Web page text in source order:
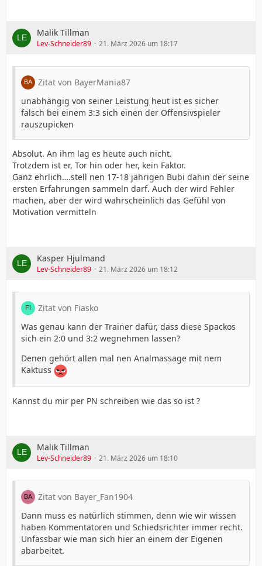
Malik Tillman
Lev-Schneider89 21. März 2026 um 18:17
Zitat von BayerMania87
unabhängig von seiner Leistung heut ist es sicher
falsch bei einem 3:3 sich einen der Offensivspieler
rauszupicken
Absolut. An ihm lag es heute auch nicht.
Trotzdem ist er, Tor hin oder her, kein Faktor.
Ganz ehrlich….stell nen 17-18 jährigen Bubi dahin der seine
ersten Erfahrungen sammeln darf. Auch der wird Fehler
machen, aber der wird wahrscheinlich das Gefühl von
Motivation vermitteln
Kasper Hjulmand
Lev-Schneider89 21. März 2026 um 18:12
Zitat von Fiasko
Was genau kann der Trainer dafür, dass diese Spackos
sich ein 2:0 und 3:2 wegnehmen lassen?
Denen gehört allen mal nen Analmassage mit nem
Kaktuss
Kannst du mir per PN schreiben wie das so ist ?
Malik Tillman
Lev-Schneider89 21. März 2026 um 18:10
Zitat von Bayer_Fan1904
Dann muss es natürlich stimmen, denn wie wir wissen
haben Kommentatoren und Schiedsrichter immer recht.
Unfassbar wie man sich hier an einem der Eigenen
abarbeitet.